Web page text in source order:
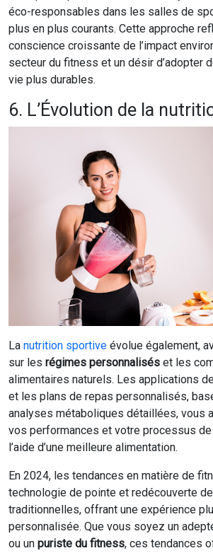
éco-responsables dans les salles de
plus en plus courants. Cette approche
conscience croissante de l’impact
secteur du fitness et un désir d’adopter
vie plus durables.
6. L’Évolution de la
La nutrition sportive évolue également,
sur les régimes personnalisés et les
alimentaires naturels. Les applications
et les plans de repas personnalisés,
analyses métaboliques détaillées, vous
vos performances et votre processus
l’aide d’une meilleure alimentation.
En 2024, les tendances en matière de
technologie de pointe et redécouverte
traditionnelles, offrant une expérience
personnalisée. Que vous soyez un
ou un puriste du fitness, ces tendances